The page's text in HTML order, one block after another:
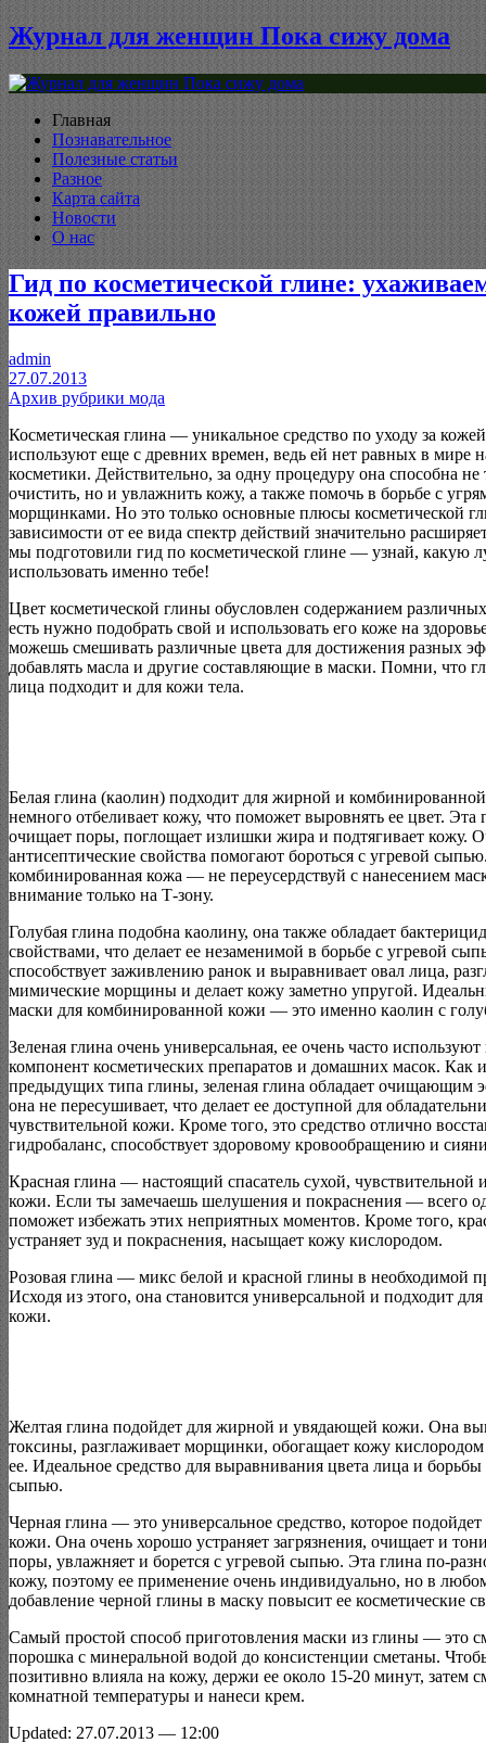
Журнал для женщин Пока сижу дома
Главная
Познавательное
Полезные статьи
Разное
Карта сайта
Новости
О нас
Гид по косметической глине:
кожей правильно
admin
27.07.2013
Архив рубрики мода
Косметическая глина — уникальное средство по уходу за
используют еще с древних времен, ведь ей нет равных в мире
косметики. Действительно, за одну процедуру она способна не
очистить, но и увлажнить кожу, а также помочь в борьбе с
морщинками. Но это только основные плюсы косметической
зависимости от ее вида спектр действий значительно
мы подготовили гид по косметической глине — узнай, какую
использовать именно тебе!
Цвет косметической глины обусловлен содержанием
есть нужно подобрать свой и использовать его коже на
можешь смешивать различные цвета для достижения разных
добавлять масла и другие составляющие в маски. Помни, что
лица подходит и для кожи тела.
Белая глина (каолин) подходит для жирной и
немного отбеливает кожу, что поможет выровнять ее цвет. Эта
очищает поры, поглощает излишки жира и подтягивает кожу.
антисептические свойства помогают бороться с угревой
комбинированная кожа — не переусердствуй с нанесением
внимание только на Т-зону.
Голубая глина подобна каолину, она также обладает
свойствами, что делает ее незаменимой в борьбе с угревой
способствует заживлению ранок и выравнивает овал лица,
мимические морщины и делает кожу заметно упругой.
маски для комбинированной кожи — это именно каолин с
Зеленая глина очень универсальная, ее очень часто
компонент косметических препаратов и домашних масок. Как
предыдущих типа глины, зеленая глина обладает очищающим
она не пересушивает, что делает ее доступной для
чувствительной кожи. Кроме того, это средство отлично
гидробаланс, способствует здоровому кровообращению и
Красная глина — настоящий спасатель сухой, чувствительной
кожи. Если ты замечаешь шелушения и покраснения — всего
поможет избежать этих неприятных моментов. Кроме того,
устраняет зуд и покраснения, насыщает кожу кислородом.
Розовая глина — микс белой и красной глины в необходимой
Исходя из этого, она становится универсальной и подходит
кожи.
Желтая глина подойдет для жирной и увядающей кожи. Она
токсины, разглаживает морщинки, обогащает кожу
ее. Идеальное средство для выравнивания цвета лица и борьбы
сыпью.
Черная глина — это универсальное средство, которое
кожи. Она очень хорошо устраняет загрязнения, очищает и
поры, увлажняет и борется с угревой сыпью. Эта глина по-
кожу, поэтому ее применение очень индивидуально, но в
добавление черной глины в маску повысит ее косметические
Самый простой способ приготовления маски из глины — это
порошка с минеральной водой до консистенции сметаны.
позитивно влияла на кожу, держи ее около 15-20 минут, затем
комнатной температуры и нанеси крем.
Updated: 27.07.2013 — 12:00